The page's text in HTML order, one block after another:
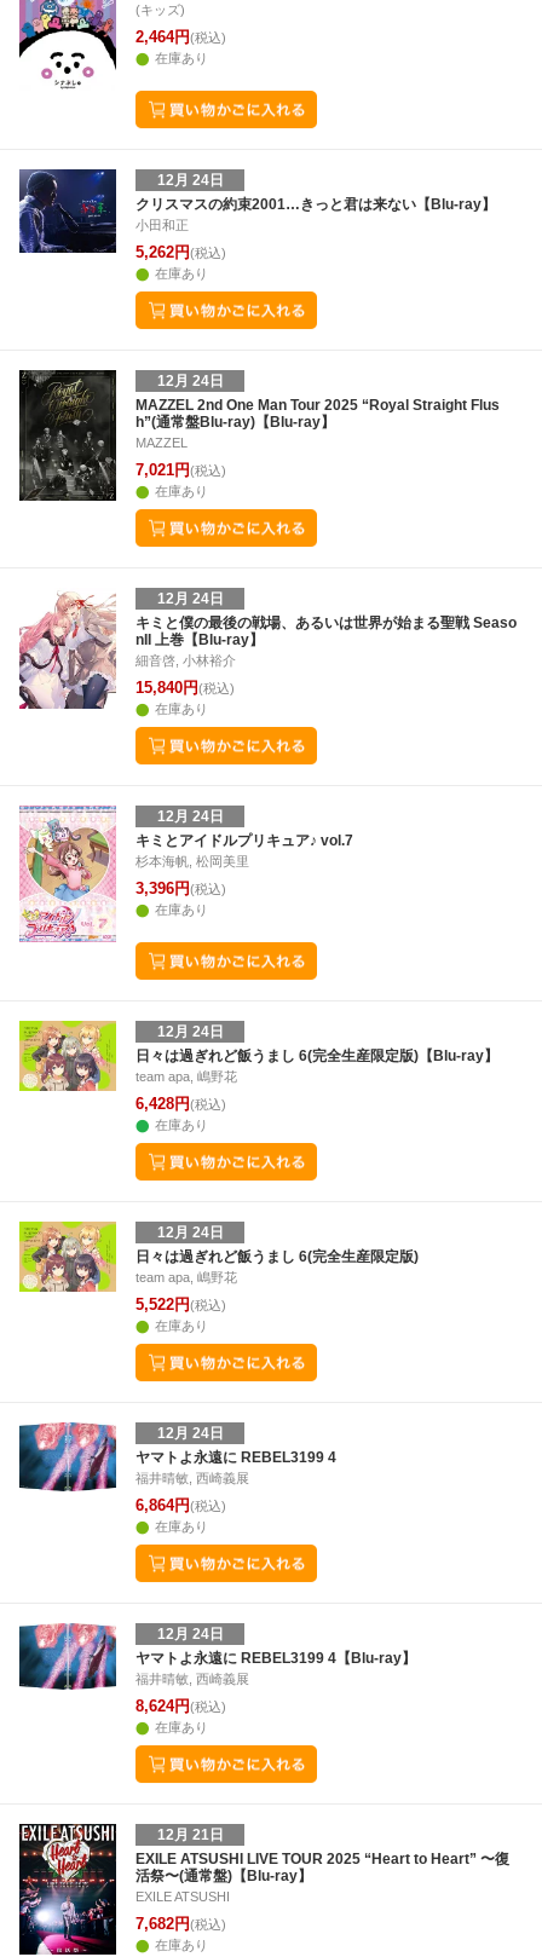
(キッズ)
2,464円(税込)
在庫あり
12月 24日
クリスマスの約束2001…きっと君は来ない【Blu-ray】
小田和正
5,262円(税込)
在庫あり
12月 24日
MAZZEL 2nd One Man Tour 2025 “Royal Straight Flus
h”(通常盤Blu-ray)【Blu-ray】
MAZZEL
7,021円(税込)
在庫あり
12月 24日
キミと僕の最後の戦場、あるいは世界が始まる聖戦 Seaso
nII 上巻【Blu-ray】
細音啓, 小林裕介
15,840円(税込)
在庫あり
12月 24日
キミとアイドルプリキュア♪ vol.7
杉本海帆, 松岡美里
3,396円(税込)
在庫あり
12月 24日
日々は過ぎれど飯うまし 6(完全生産限定版)【Blu-ray】
team apa, 嶋野花
6,428円(税込)
在庫あり
12月 24日
日々は過ぎれど飯うまし 6(完全生産限定版)
team apa, 嶋野花
5,522円(税込)
在庫あり
12月 24日
ヤマトよ永遠に REBEL3199 4
福井晴敏, 西崎義展
6,864円(税込)
在庫あり
12月 24日
ヤマトよ永遠に REBEL3199 4【Blu-ray】
福井晴敏, 西崎義展
8,624円(税込)
在庫あり
12月 21日
EXILE ATSUSHI LIVE TOUR 2025 “Heart to Heart” 〜復
活祭〜(通常盤)【Blu-ray】
EXILE ATSUSHI
7,682円(税込)
在庫あり